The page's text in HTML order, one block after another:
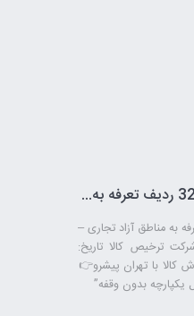
عدم نیاز به ثبت سفارش واردات 3243 ردیف تعرفه به مناطق آزاد تجاری – صنعتی و ویژه اقتصادی – تهران پیشرو – شرکت ترخیص کالا
واردات 3243 ردیف تعرفه به مناطق آزاد تجاری –
ترخیص کالا تاریخ:
کالا با تهران پیشرو👉
بدون وقفه”